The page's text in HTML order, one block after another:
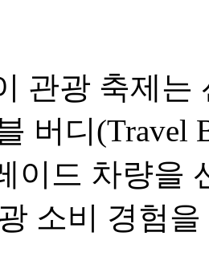
관광 축제는
버디(Travel
이드 차량을
소비 경험